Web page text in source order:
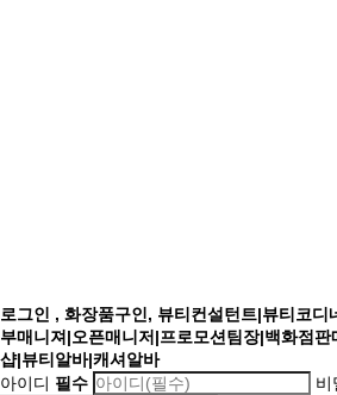
로그인 , 화장품구인, 뷰티컨설턴트|뷰티코디
부매니져|오픈매니저|프로모션팀장|백화점
샵|뷰티알바|캐셔알바
아이디 필수 비